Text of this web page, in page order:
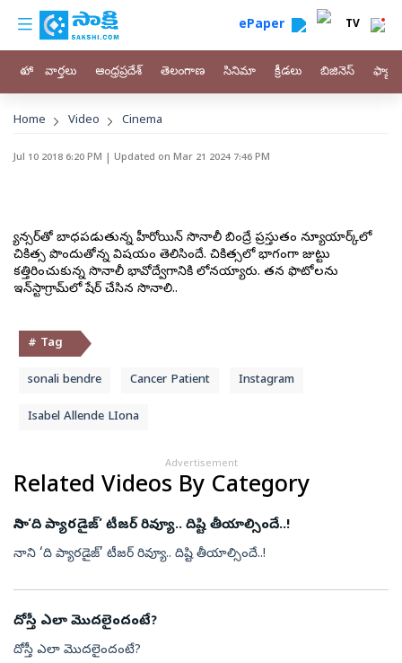
Skip to main content
custom menu ePaper TV
హోం వార్తలు ఆంధ్రప్రదేశ్ తెలంగాణ సినిమా క్రీడలు బిజినెస్
Breadcrumb
Home Video Cinema
Jul 10 2018 6:20 PM | Updated on Mar 21 2024 7:46 PM
క్యాన్సర్‌తో బాధపడుతున్న హీరోయిన్‌ సొనాలీ బింద్రే ప్రస్తుతం న్యూయార్క్‌లో
చికిత్స పొందుతోన్న విషయం తెలిసిందే. చికిత్సలో భాగంగా జుట్టు
కత్తిరించుకున్న సొనాలీ భావోద్వేగానికి లోనయ్యారు. తన ఫొటోలను
ఇన్‌స్టాగ్రామ్‌లో షేర్‌ చేసిన సొనాలి..
# Tag
sonali bendre Cancer Patient Instagram
Isabel Allende LIona
Advertisement
Related Videos By Category
నాని ‘ది ప్యారడైజ్’ టీజర్ రివ్యూ.. దిష్టి తీయాల్సిందే..!
నాని ‘ది ప్యారడైజ్’ టీజర్ రివ్యూ.. దిష్టి తీయాల్సిందే..!
దోస్తీ ఎలా మొదలైందంటే?
దోస్తీ ఎలా మొదలైందంటే?